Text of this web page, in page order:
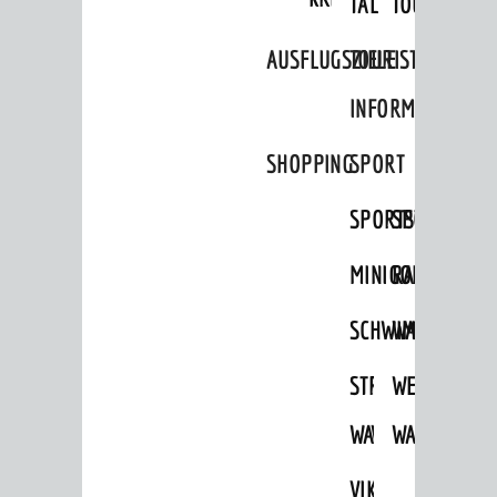
AUSFLUGSZIELE
TOURIST
INFORMATION
SHOPPINGSPORT
SPORTSTÄTTEN
MINIGOLFRADFAHREN
SCHWIMMEN
STRANDBAD
WAIDSEE
TSG
VIKTOR-
WANDERN
WEINHEIMER
Aktuelle Bauprojekte